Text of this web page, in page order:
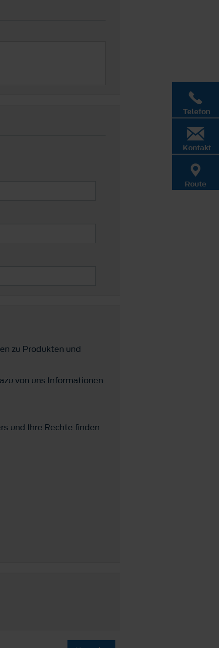
zu Produkten und
von uns Informationen
und Ihre Rechte finden
Telefon
Kontakt
Route